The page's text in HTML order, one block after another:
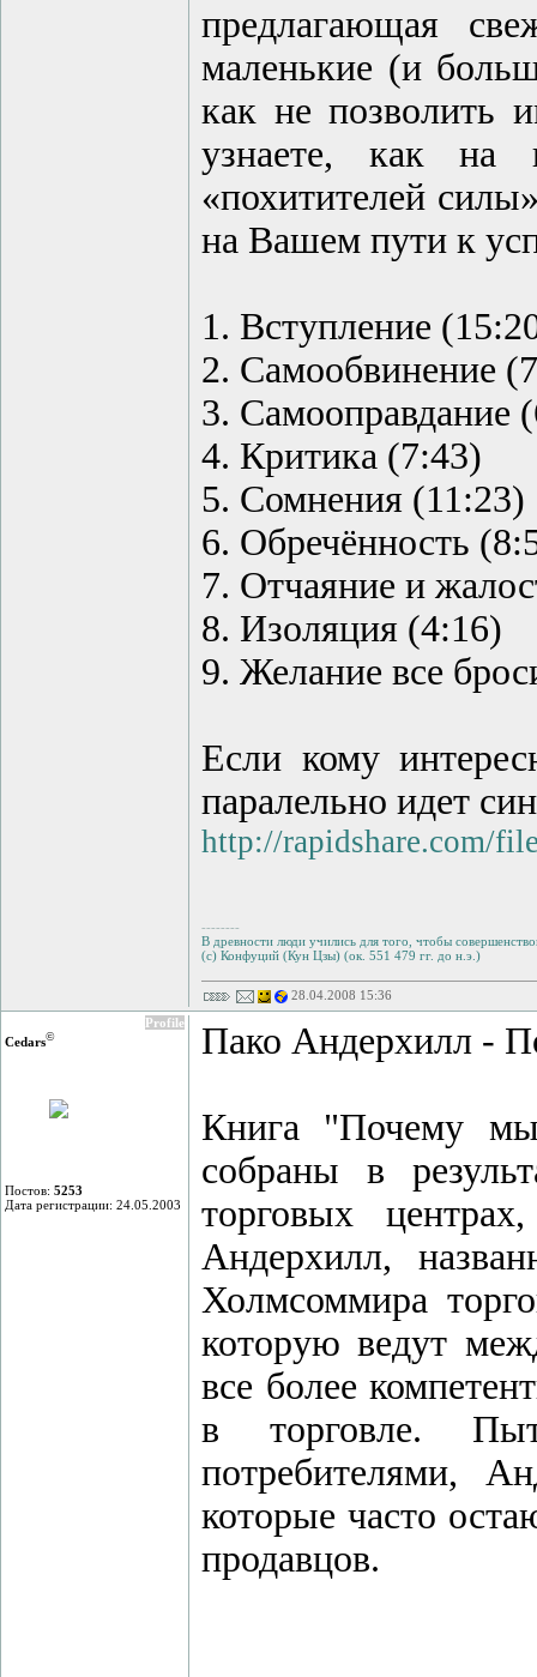
предлагающая
маленькие (и
как не позволить
узнаете, как на
«похитителей
на Вашем пути к
1. Вступление
2. Самообвинение
3. Самооправдание
4. Критика (7:43)
5. Сомнения (11:23)
6. Обречённость
7. Отчаяние и
8. Изоляция (4:16)
9. Желание все
Если кому
паралельно идет
http://rapidshare.com/
--------
В древности люди учились для того, чтобы
(с) Конфуций (Кун Цзы) (ок. 551 479 гг. до н.э.)
28.04.2008 15:36
Profile
Cedars©
Постов: 5253
Дата регистрации: 24.05.2003
Пако Андерхилл -
Книга "Почему
собраны в
торговых
Андерхилл,
Холмсоммира
которую ведут
все более
в торговле.
потребителями,
которые часто
продавцов.